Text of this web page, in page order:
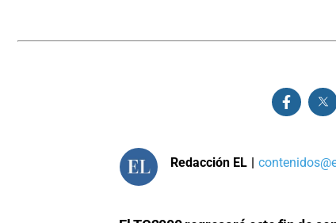
Redacción EL |